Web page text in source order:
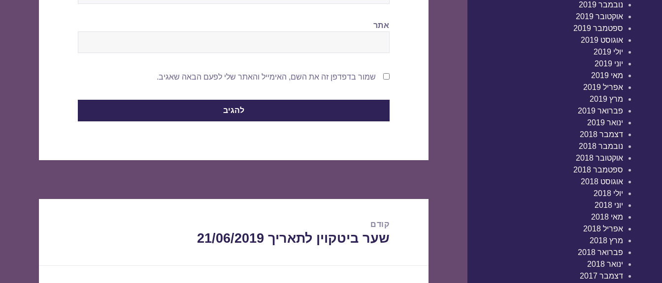
נובמבר 2019
אוקטובר 2019
ספטמבר 2019
אוגוסט 2019
יולי 2019
יוני 2019
מאי 2019
אפריל 2019
מרץ 2019
פברואר 2019
ינואר 2019
דצמבר 2018
נובמבר 2018
אוקטובר 2018
ספטמבר 2018
אוגוסט 2018
יולי 2018
יוני 2018
מאי 2018
אפריל 2018
מרץ 2018
פברואר 2018
ינואר 2018
דצמבר 2017
אתר
שמור בדפדפן זה את השם, האימייל והאתר שלי לפעם הבאה שאגיב.
קודם
הפוסט
שער ביטקוין לתאריך 21/06/2019